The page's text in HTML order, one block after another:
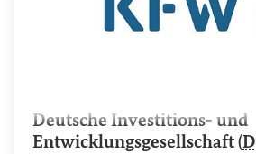
Deutsche Investitions- und
Entwicklungsgesellschaft(